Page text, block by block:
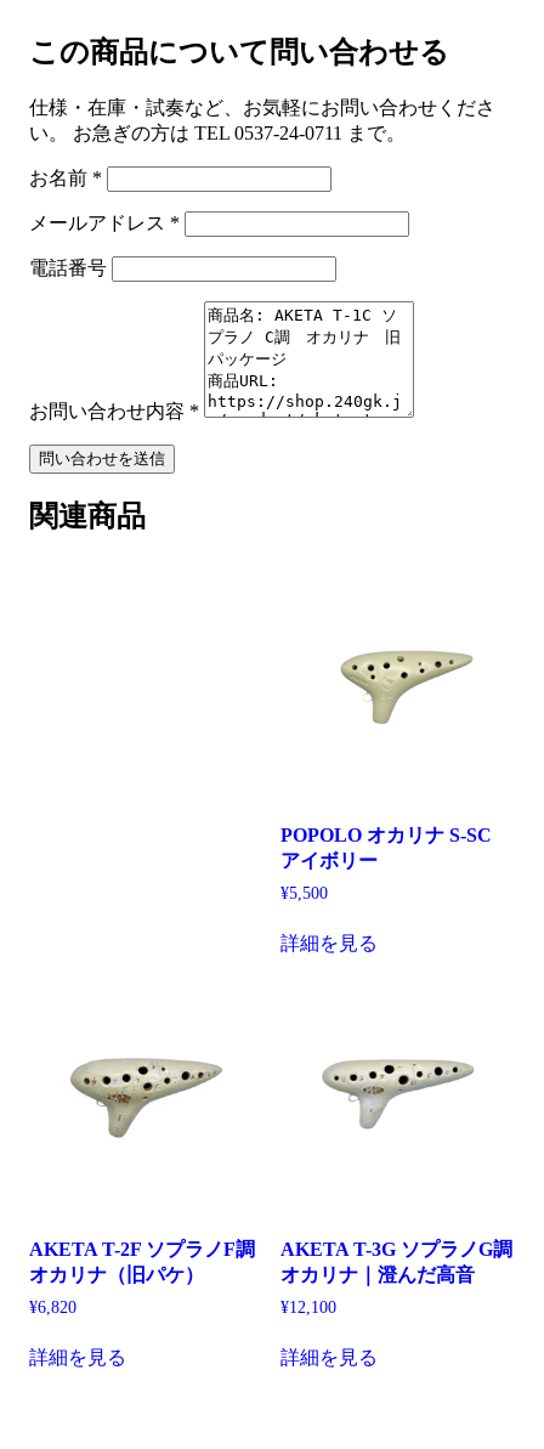
この商品について問い合わせる
仕様・在庫・試奏など、お気軽にお問い合わせくださ
い。 お急ぎの方は TEL 0537-24-0711 まで。
お名前 *
メールアドレス *
電話番号
お問い合わせ内容 *
問い合わせを送信
関連商品
POPOLO オカリナ S-SC
アイボリー
¥5,500
詳細を見る
AKETA T-2F ソプラノF調
オカリナ（旧パケ）
¥6,820
詳細を見る
AKETA T-3G ソプラノG調
オカリナ｜澄んだ高音
¥12,100
詳細を見る